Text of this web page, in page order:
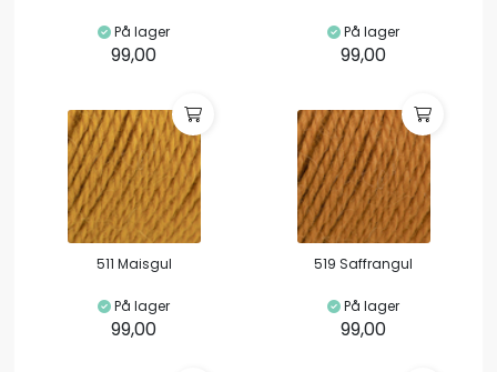
På lager
99,00
På lager
99,00
511 Maisgul
På lager
99,00
519 Saffrangul
På lager
99,00